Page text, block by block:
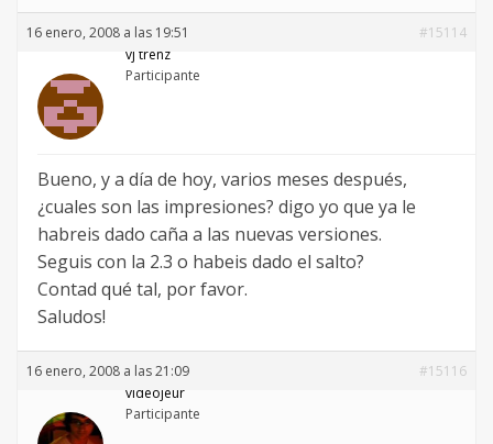
16 enero, 2008 a las 19:51
#15114
vj trenz
Participante
Bueno, y a día de hoy, varios meses después,
¿cuales son las impresiones? digo yo que ya le
habreis dado caña a las nuevas versiones.
Seguis con la 2.3 o habeis dado el salto?
Contad qué tal, por favor.
Saludos!
16 enero, 2008 a las 21:09
#15116
videojeur
Participante